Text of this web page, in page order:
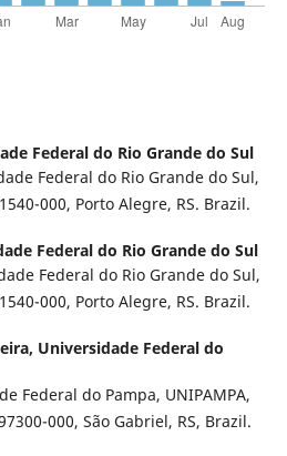
Federal do Rio Grande do Sul
Federal do Rio Grande do Sul,
000, Porto Alegre, RS. Brazil.
Federal do Rio Grande do Sul
Federal do Rio Grande do Sul,
000, Porto Alegre, RS. Brazil.
Universidade Federal do
Federal do Pampa, UNIPAMPA,
000, São Gabriel, RS, Brazil.